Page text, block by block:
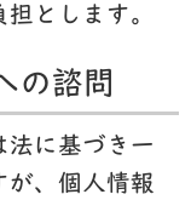
とします。
の諮問
に基づき一
が、個人情報